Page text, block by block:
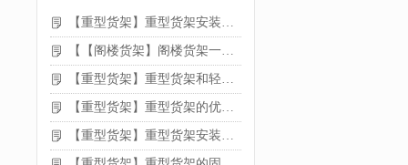
【重型货架】重型货架安装注意事项
【【阁楼货架】阁楼货架一般有哪些用途
【重型货架】重型货架和轻型货架的区别是什么
【重型货架】重型货架的优缺点
【重型货架】重型货架安装需要注意什么？